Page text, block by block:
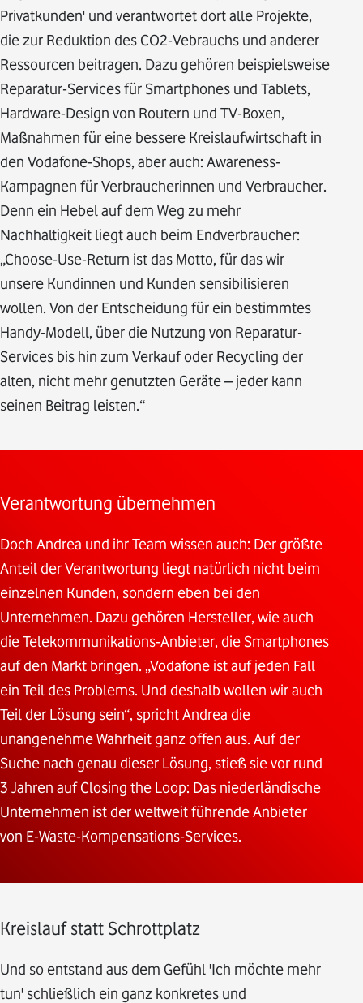
Privatkunden' und verantwortet dort alle Projekte,
die zur Reduktion des CO2-Vebrauchs und anderer
Ressourcen beitragen. Dazu gehören beispielsweise
Reparatur-Services für Smartphones und Tablets,
Hardware-Design von Routern und TV-Boxen,
Maßnahmen für eine bessere Kreislaufwirtschaft in
den Vodafone-Shops, aber auch: Awareness-
Kampagnen für Verbraucherinnen und Verbraucher.
Denn ein Hebel auf dem Weg zu mehr
Nachhaltigkeit liegt auch beim Endverbraucher:
„Choose-Use-Return ist das Motto, für das wir
unsere Kundinnen und Kunden sensibilisieren
wollen. Von der Entscheidung für ein bestimmtes
Handy-Modell, über die Nutzung von Reparatur-
Services bis hin zum Verkauf oder Recycling der
alten, nicht mehr genutzten Geräte – jeder kann
seinen Beitrag leisten.“
Verantwortung übernehmen
Doch Andrea und ihr Team wissen auch: Der größte
Anteil der Verantwortung liegt natürlich nicht beim
einzelnen Kunden, sondern eben bei den
Unternehmen. Dazu gehören Hersteller, wie auch
die Telekommunikations-Anbieter, die Smartphones
auf den Markt bringen. „Vodafone ist auf jeden Fall
ein Teil des Problems. Und deshalb wollen wir auch
Teil der Lösung sein“, spricht Andrea die
unangenehme Wahrheit ganz offen aus. Auf der
Suche nach genau dieser Lösung, stieß sie vor rund
3 Jahren auf Closing the Loop: Das niederländische
Unternehmen ist der weltweit führende Anbieter
von E-Waste-Kompensations-Services.
Kreislauf statt Schrottplatz
Und so entstand aus dem Gefühl 'Ich möchte mehr
tun' schließlich ein ganz konkretes und